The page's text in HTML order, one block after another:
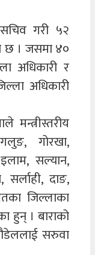
गरी ५२
छ । जसमा ४०
अधिकारी र
अधिकारी
मन्त्रीस्तरीय
गोरखा,
सल्यान,
दाङ,
जिल्लाका
हुन् । बाराको
सरुवा